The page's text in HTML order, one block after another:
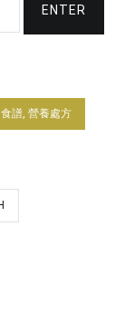
食譜, 營養處方